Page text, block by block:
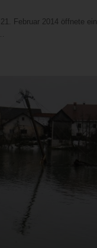
Februar 2014 öffnete ein